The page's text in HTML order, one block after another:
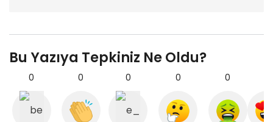
Bu Yazıya Tepkiniz Ne Oldu?
0 0 0 0 0